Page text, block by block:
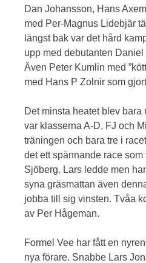
Dan Johansson, Hans
med Per-Magnus Lidebjär
längst bak var det hård
upp med debutanten
Även Peter Kumlin med
med Hans P Zolnir som
Det minsta heatet blev
var klasserna A-D, FJ och
träningen och bara tre i
det ett spännande race
Sjöberg. Lars ledde men
syna gräsmattan även
jobba till sig vinsten. Tvåa
av Per Hågeman.
Formel Vee har fått en
nya förare. Snabbe Lars